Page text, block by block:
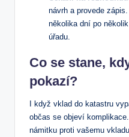
⁢návrh ​a provede
několika ​dní ‍po
‌úřadu.
Co se stane,
pokazí?
I když vklad do katastru
občas se objeví
‍námitku proti vašemu